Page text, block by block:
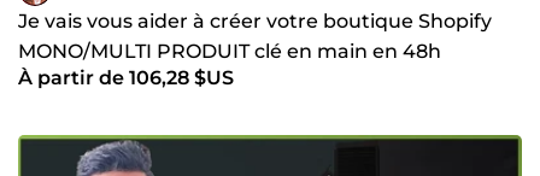
Je vais vous aider à créer votre boutique Shopify
MONO/MULTI PRODUIT clé en main en 48h
À partir de 106,28 $US